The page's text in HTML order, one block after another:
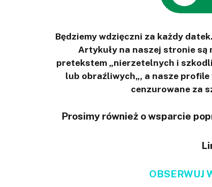
Będziemy wdzięczni za każdy
Artykuły na naszej stronie są
pretekstem „nierzetelnych i
lub obraźliwych„, a nasze
cenzurowane za
Prosimy również o wsparcie
OBSERWUJ